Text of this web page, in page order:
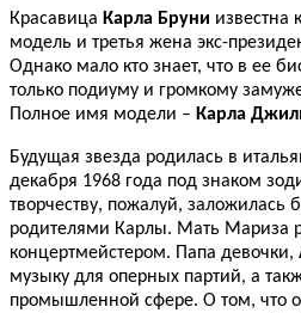
Красавица Карла Бруни известна
модель и третья жена экс-
Однако мало кто знает, что в ее
только подиуму и громкому
Полное имя модели – Карла
Будущая звезда родилась в
декабря 1968 года под знаком
творчеству, пожалуй, заложилась
родителями Карлы. Мать Мариза
концертмейстером. Папа девочки,
музыку для оперных партий, а
промышленной сфере. О том, что